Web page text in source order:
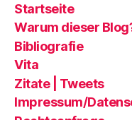
Startseite
Warum dieser
Bibliografie
Vita
Zitate | Tweets
Impressum/